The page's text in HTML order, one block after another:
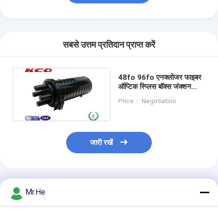
सबसे उत्तम प्रतिदान प्राप्त करें
48fo 96fo एनक्लोजर फाइबर
ऑप्टिक स्प्लिस बॉक्स जंक्शन
Price： Negotiation
जारी रखें
अनुशंसित उत्पाद
Mr.He